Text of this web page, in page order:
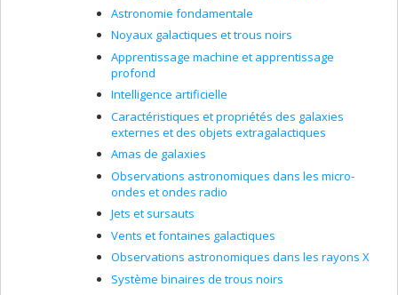
Astronomie fondamentale
Noyaux galactiques et trous noirs
Apprentissage machine et apprentissage
profond
Intelligence artificielle
Caractéristiques et propriétés des galaxies
externes et des objets extragalactiques
Amas de galaxies
Observations astronomiques dans les micro-
ondes et ondes radio
Jets et sursauts
Vents et fontaines galactiques
Observations astronomiques dans les rayons X
Système binaires de trous noirs